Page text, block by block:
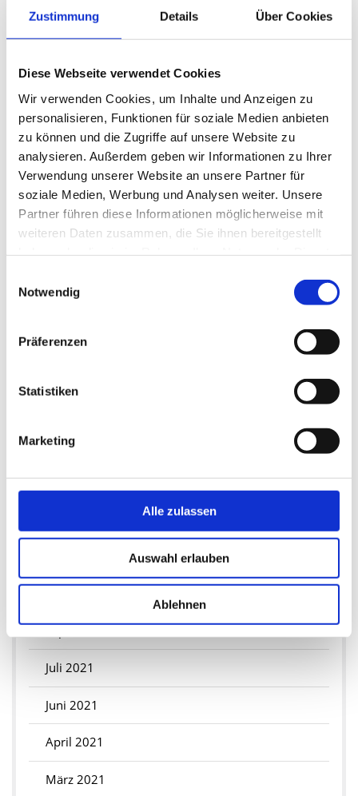
Zustimmung Details Über Cookies
Diese Webseite verwendet Cookies
Wir verwenden Cookies, um Inhalte und Anzeigen zu
personalisieren, Funktionen für soziale Medien anbieten
zu können und die Zugriffe auf unsere Website zu
analysieren. Außerdem geben wir Informationen zu Ihrer
Verwendung unserer Website an unsere Partner für
soziale Medien, Werbung und Analysen weiter. Unsere
Partner führen diese Informationen möglicherweise mit
weiteren Daten zusammen, die Sie ihnen bereitgestellt
Notwendig
Präferenzen
Statistiken
Marketing
Alle zulassen
Auswahl erlauben
Ablehnen
Telefon: 069 174 892 680
d.horcher@lebenshilfe-ffm.de
Archiv
Mai 2025
Februar 2025
2024
August 2024
2023
März 2023
2022
September 2021
Juli 2021
Juni 2021
April 2021
März 2021